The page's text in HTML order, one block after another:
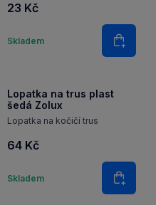
23 Kč
Skladem
Množství
Do
šedá Zolux
64 Kč